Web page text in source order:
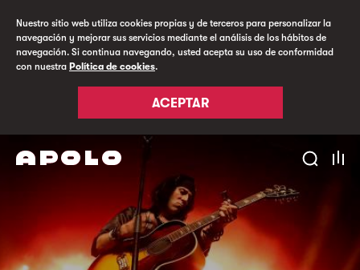
Nuestro sitio web utiliza cookies propias y de terceros para personalizar la
navegación y mejorar sus servicios mediante el análisis de los hábitos de
navegación. Si continua navegando, usted acepta su uso de conformidad
con nuestra Política de cookies.
ACEPTAR